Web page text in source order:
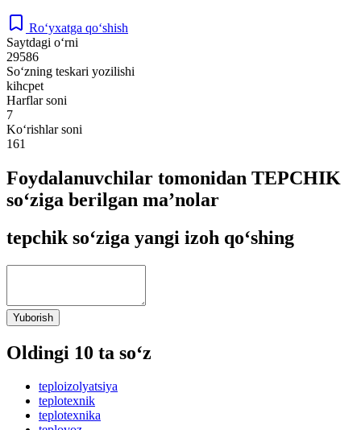
Ro‘yxatga qo‘shish
Saytdagi o‘rni
29586
So‘zning teskari yozilishi
kihcpet
Harflar soni
7
Ko‘rishlar soni
161
Foydalanuvchilar tomonidan TEPCHIK
so‘ziga berilgan ma’nolar
tepchik so‘ziga yangi izoh qo‘shing
Yuborish
Oldingi 10 ta so‘z
teploizolyatsiya
teplotexnik
teplotexnika